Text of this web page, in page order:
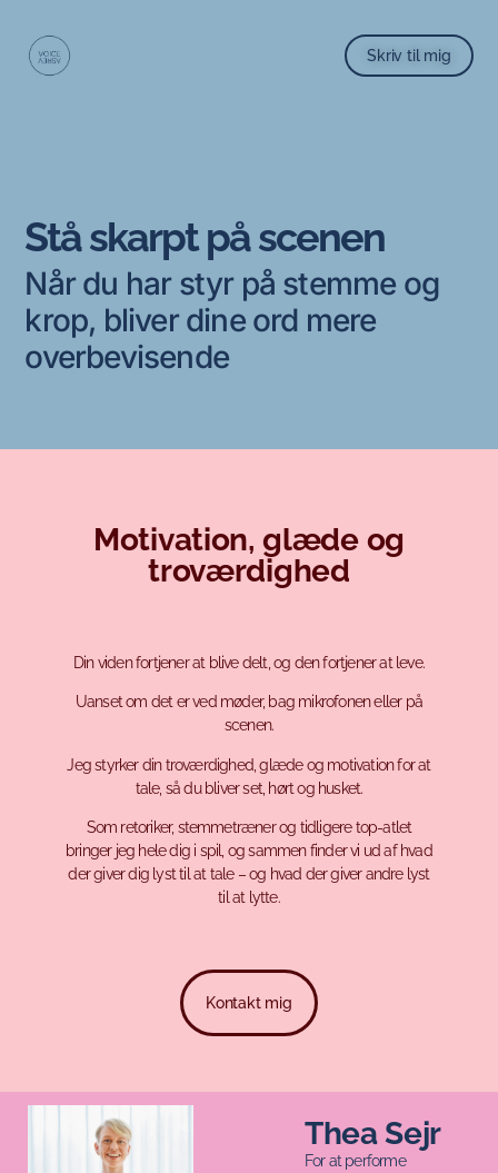
Skriv til mig
Stå skarpt på scenen
Når du har styr på stemme og
krop, bliver dine ord mere
overbevisende
Motivation, glæde og
troværdighed
Din viden fortjener at blive delt, og den fortjener at leve.
Uanset om det er ved møder, bag mikrofonen eller på
scenen.
Jeg styrker din troværdighed, glæde og motivation for at
tale, så du bliver set, hørt og husket.
Som retoriker, stemmetræner og tidligere top-atlet
bringer jeg hele dig i spil, og sammen finder vi ud af hvad
der giver dig lyst til at tale – og hvad der giver andre lyst
til at lytte.
Kontakt mig
Thea Sejr
For at performe